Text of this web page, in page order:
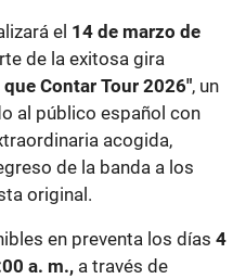
el 14 de marzo de
de la exitosa gira
Contar Tour 2026", un
al público español con
acogida,
de la banda a los
original.
en preventa los días 4
a. m., a través de